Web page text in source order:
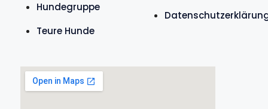
Hundegruppe
Teure Hunde